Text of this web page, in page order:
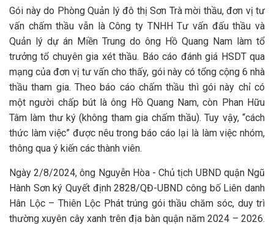
Gói này do Phòng Quản lý đô thị Sơn Trà mời thầu, đơn vị tư
vấn chấm thầu vẫn là Công ty TNHH Tư vấn đấu thầu và
Quản lý dự án Miền Trung do ông Hồ Quang Nam làm tổ
trưởng tổ chuyên gia xét thầu. Báo cáo đánh giá HSDT qua
mạng của đơn vị tư vấn cho thấy, gói này có tổng cộng 6 nhà
thầu tham gia. Theo báo cáo chấm thầu thì gói này chỉ có
một người chấp bút là ông Hồ Quang Nam, còn Phan Hữu
Tâm làm thư ký (không tham gia chấm thầu). Tuy vậy, “cách
thức làm việc” được nêu trong báo cáo lại là làm việc nhóm,
thông qua ý kiến các thành viên.
Ngày 2/8/2024, ông Nguyễn Hòa - Chủ tịch UBND quận Ngũ
Hành Sơn ký Quyết định 2828/QĐ-UBND công bố Liên danh
Hân Lộc – Thiên Lộc Phát trúng gói thầu chăm sóc, duy trì
thường xuyên cây xanh trên địa bàn quận năm 2024 – 2026.